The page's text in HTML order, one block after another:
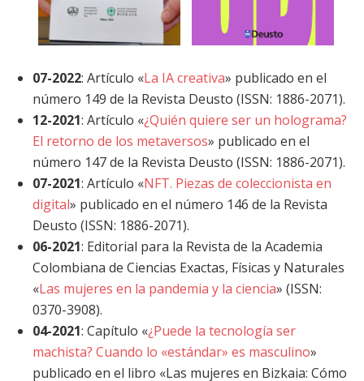
07-2022: Artículo «La IA creativa» publicado en el
número 149 de la Revista Deusto (ISSN: 1886-2071).
12-2021: Artículo «¿Quién quiere ser un holograma?
El retorno de los metaversos» publicado en el
número 147 de la Revista Deusto (ISSN: 1886-2071).
07-2021: Artículo «NFT. Piezas de coleccionista en
digital» publicado en el número 146 de la Revista
Deusto (ISSN: 1886-2071).
06-2021: Editorial para la Revista de la Academia
Colombiana de Ciencias Exactas, Físicas y Naturales
«Las mujeres en la pandemia y la ciencia» (ISSN:
0370-3908).
04-2021: Capítulo «¿Puede la tecnología ser
machista? Cuando lo «estándar» es masculino»
publicado en el libro «Las mujeres en Bizkaia: Cómo